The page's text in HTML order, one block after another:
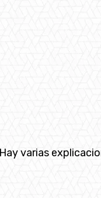
varias